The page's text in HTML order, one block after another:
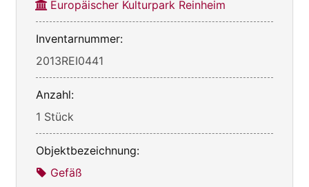
Europäischer Kulturpark Reinheim
Inventarnummer:
2013REI0441
Anzahl:
1 Stück
Objektbezeichnung:
Gefäß